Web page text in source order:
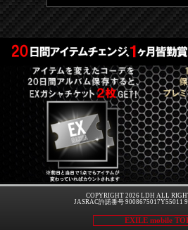
COPYRIGHT 2026 LDH ALL
JASRAC許諾番号 9008675017Y55011
EXILE mobile